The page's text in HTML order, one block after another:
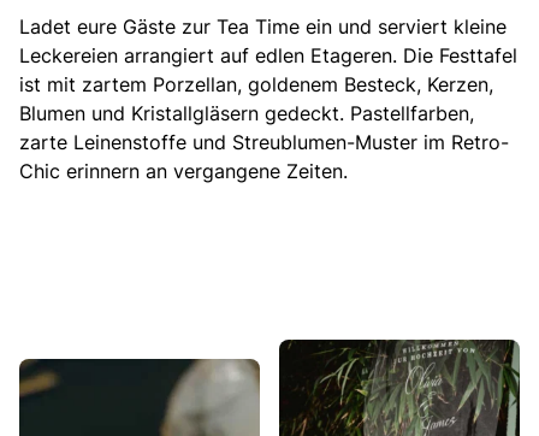
Ladet eure Gäste zur Tea Time ein und serviert kleine
Leckereien arrangiert auf edlen Etageren. Die Festtafel
ist mit zartem Porzellan, goldenem Besteck, Kerzen,
Blumen und Kristallgläsern gedeckt. Pastellfarben,
zarte Leinenstoffe und Streublumen-Muster im Retro-
Chic erinnern an vergangene Zeiten.